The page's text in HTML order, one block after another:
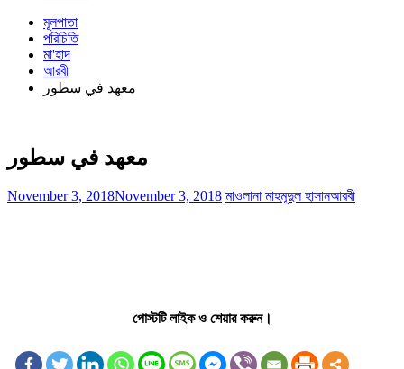
মূলপাতা
পরিচিতি
মা'হাদ
আরবী
معهد في سطور
معهد في سطور
November 3, 2018November 3, 2018 মাওলানা মাহমূদুল হাসানআরবী
পোস্টটি লাইক ও শেয়ার করুন।